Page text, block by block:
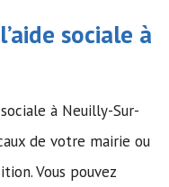
aide sociale à
à Neuilly-Sur-
de votre mairie ou
Vous pouvez